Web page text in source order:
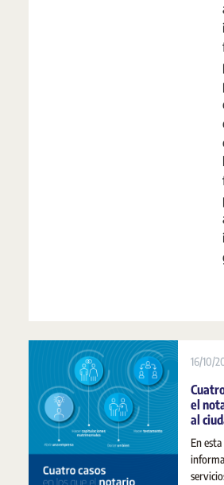
16/10/
el
al
En